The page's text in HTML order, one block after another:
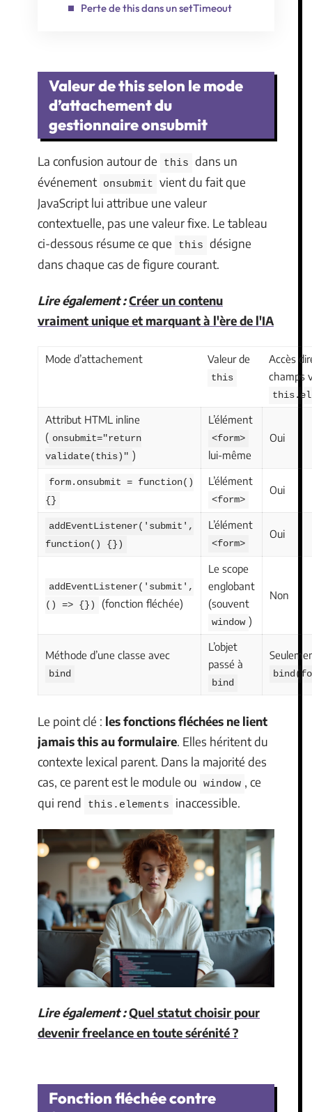
Perte de this dans un setTimeout
Valeur de this selon le mode
d’attachement du
gestionnaire onsubmit
La confusion autour de this dans un
événement onsubmit vient du fait que
JavaScript lui attribue une valeur
contextuelle, pas une valeur fixe. Le tableau
ci-dessous résume ce que
this désigne
dans chaque cas de figure courant.
Lire également :Créer un contenu
vraiment unique et marquant à l'ère de l'IA
Mode d’attachement Valeur de
this
Accès
champs
Attribut HTML inline
( onsubmit="return
validate(this)" )
L’élément
<form>
lui-même
Oui
form.onsubmit = function()
{}
L’élément
<form>
Oui
addEventListener('submit',
function() {})
L’élément
<form>
Oui
addEventListener('submit',
() => {})
(fonction fléchée)
Le scope
englobant
(souvent
window )
Non
Méthode d’une classe avec
bind
L’objet
passé à
bind
Le point clé : les fonctions fléchées ne lient
jamais this au formulaire. Elles héritent du
contexte lexical parent. Dans la majorité des
cas, ce parent est le module ou window , ce
qui rend
this.elements inaccessible.
Lire également :Quel statut choisir pour
devenir freelance en toute sérénité ?
Fonction fléchée contre